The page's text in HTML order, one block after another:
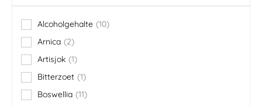
Alcoholgehalte 10
items
Arnica
2
items
Artisjok 1
item
Bitterzoet 1
item
Boswellia 11
items